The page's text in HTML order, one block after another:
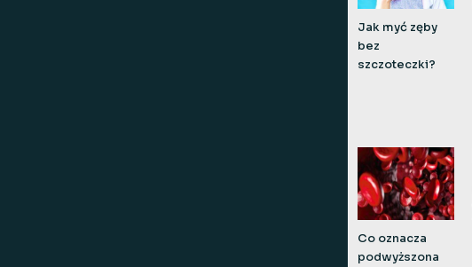
Jak myć zęby
bez
szczoteczki?
Co oznacza
podwyższona